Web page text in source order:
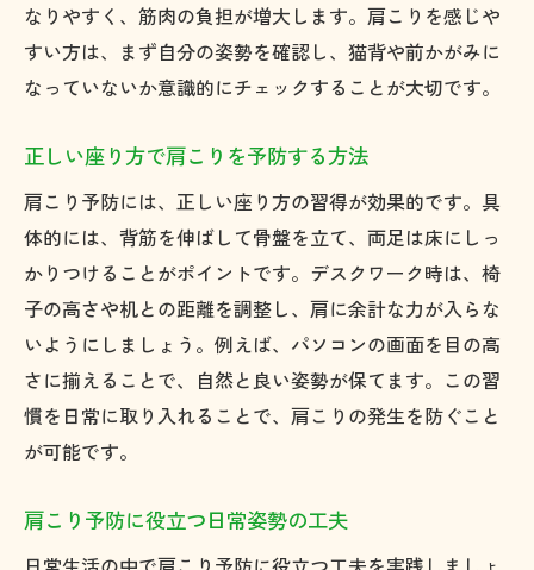
なりやすく、筋肉の負担が増大します。肩こりを感じや
すい方は、まず自分の姿勢を確認し、猫背や前かがみに
なっていないか意識的にチェックすることが大切です。
正しい座り方で肩こりを予防する方法
肩こり予防には、正しい座り方の習得が効果的です。具
体的には、背筋を伸ばして骨盤を立て、両足は床にしっ
かりつけることがポイントです。デスクワーク時は、椅
子の高さや机との距離を調整し、肩に余計な力が入らな
いようにしましょう。例えば、パソコンの画面を目の高
さに揃えることで、自然と良い姿勢が保てます。この習
慣を日常に取り入れることで、肩こりの発生を防ぐこと
が可能です。
肩こり予防に役立つ日常姿勢の工夫